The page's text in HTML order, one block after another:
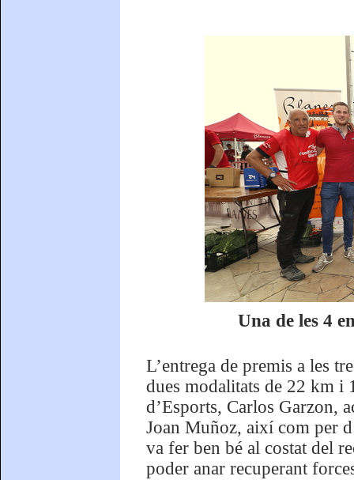
Una de les 4
L’entrega de premis a les
dues modalitats de 22 km i
d’Esports, Carlos Garzon,
Joan Muñoz, així com per
va fer ben bé al costat del
poder anar recuperant